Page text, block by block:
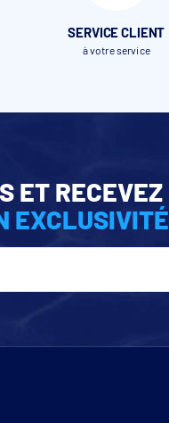
SERVICE CLIENT
à votre service
ET RECEVEZ
EXCLUSIVITÉ